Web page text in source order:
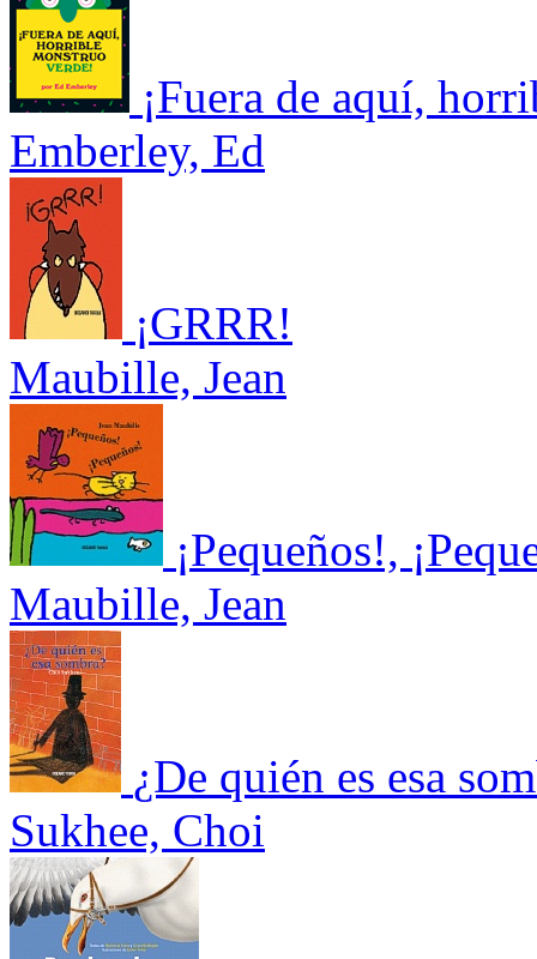
¡Fuera de aquí,
Emberley, Ed
¡GRRR!
Maubille, Jean
¡Pequeños!,
Maubille, Jean
¿De quién es esa
Sukhee, Choi